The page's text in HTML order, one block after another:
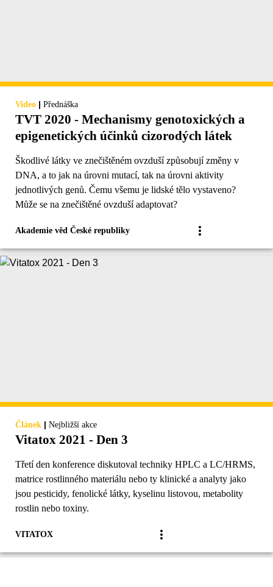
Video | Přednáška
TVT 2020 - Mechanismy genotoxických a
epigenetických účinků cizorodých látek
Škodlivé látky ve znečištěném ovzduší způsobují změny v
DNA, a to jak na úrovni mutací, tak na úrovni aktivity
jednotlivých genů. Čemu všemu je lidské tělo vystaveno?
Může se na znečištěné ovzduší adaptovat?
Akademie věd České republiky
Článek | Nejbližší akce
Vitatox 2021 - Den 3
Třetí den konference diskutoval techniky HPLC a LC/HRMS,
matrice rostlinného materiálu nebo ty klinické a analyty jako
jsou pesticidy, fenolické látky, kyselinu listovou, metabolity
rostlin nebo toxiny.
VITATOX